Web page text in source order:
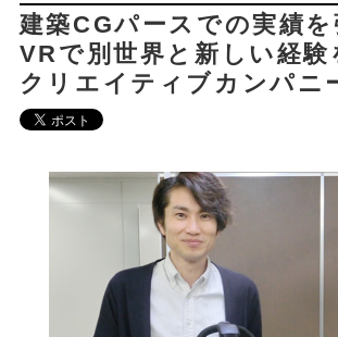
建築CGパースでの実績を
VRで別世界と新しい経験
クリエイティブカンパニ